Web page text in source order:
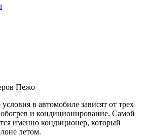
в автомобиле зависят от трех
и кондиционирование. Самой
именно кондиционер, который
летом.